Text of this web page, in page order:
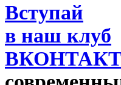
Вступай
в наш клуб